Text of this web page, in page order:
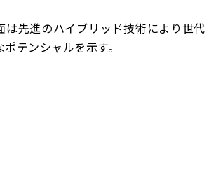
は先進のハイブリッド技術により世代
テンシャルを示す。